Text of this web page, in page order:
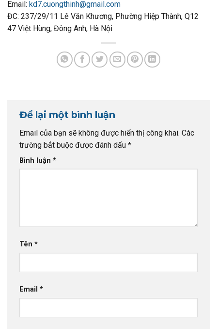
Email: kd7.cuongthinh@gmail.com
ĐC: 237/29/11 Lê Văn Khương, Phường Hiệp Thành, Q12
47 Việt Hùng, Đông Anh, Hà Nội
Để lại một bình luận
Email của bạn sẽ không được hiển thị công khai. Các
trường bắt buộc được đánh dấu *
Bình luận *
Tên *
Email *